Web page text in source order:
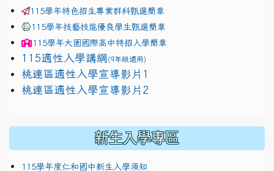
115學年特色招生專業群科甄選簡章
115學年技藝技能優良學生甄選簡章
115學年大園國際高中特招入學簡章
115適性入學講綱 (9年級適用)
link to https://docs.google.com/presentation/d/
桃連區適性入學宣導影片1
link to https://docs.google.com/presentation/d/
桃連區適性入學宣導影片2
新生入學專區
115學年度仁和國中新生入學須知